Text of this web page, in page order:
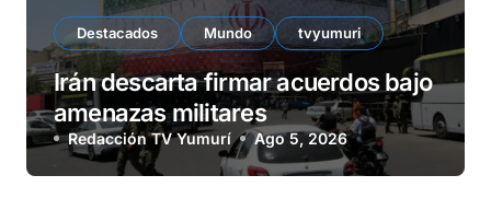
Destacados Mundo tvyumuri
Irán descarta firmar acuerdos bajo
amenazas militares
Redacción TV Yumurí Ago 5, 2026